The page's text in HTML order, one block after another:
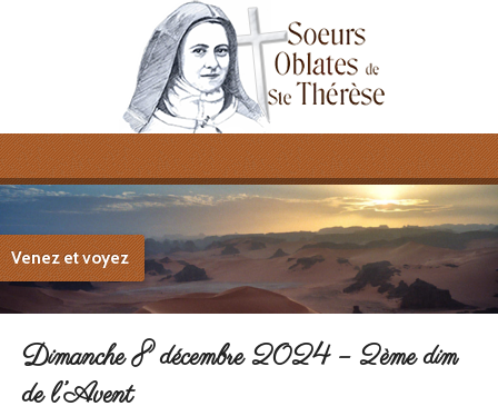
Venez et voyez
Dimanche 8 décembre 2024 – 2ème dim
de l’Avent